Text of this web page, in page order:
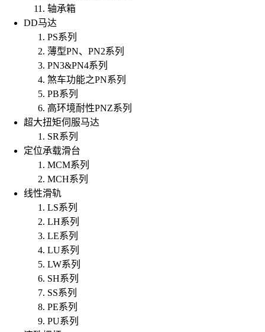
轴承箱
DD马达
PS系列
薄型PN、PN2系列
PN3&PN4系列
煞车功能之PN系列
PB系列
高环境耐性PNZ系列
超大扭矩伺服马达
SR系列
定位承载滑台
MCM系列
MCH系列
线性滑轨
LS系列
LH系列
LE系列
LU系列
LW系列
SH系列
SS系列
PE系列
PU系列